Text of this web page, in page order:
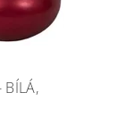
BÍLÁ,